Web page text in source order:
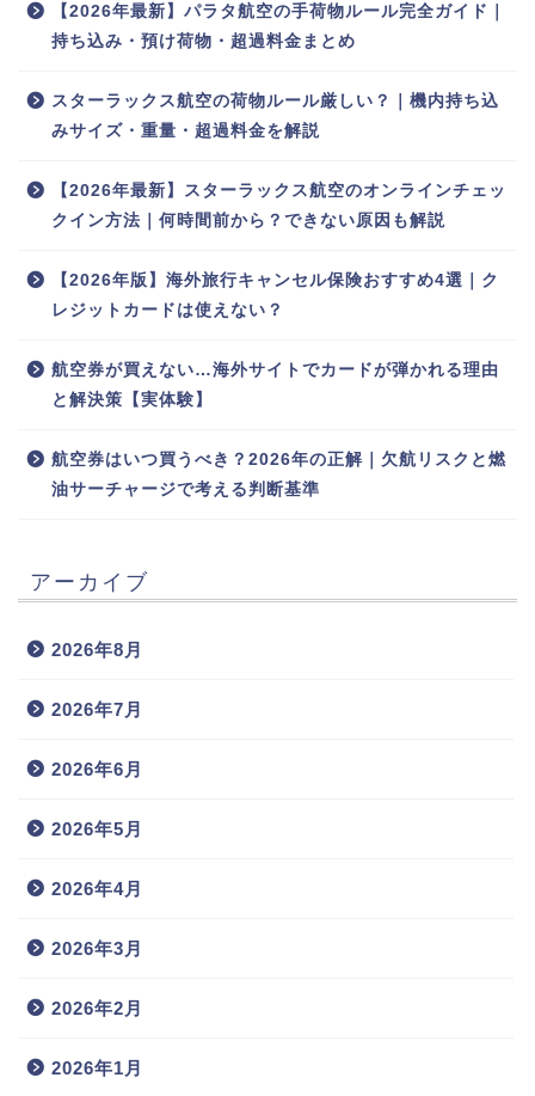
【2026年最新】パラタ航空の手荷物ルール完全ガイド｜
持ち込み・預け荷物・超過料金まとめ
スターラックス航空の荷物ルール厳しい？｜機内持ち込
みサイズ・重量・超過料金を解説
【2026年最新】スターラックス航空のオンラインチェッ
クイン方法｜何時間前から？できない原因も解説
【2026年版】海外旅行キャンセル保険おすすめ4選｜ク
レジットカードは使えない？
航空券が買えない…海外サイトでカードが弾かれる理由
と解決策【実体験】
航空券はいつ買うべき？2026年の正解｜欠航リスクと燃
油サーチャージで考える判断基準
アーカイブ
2026年8月
2026年7月
2026年6月
2026年5月
2026年4月
2026年3月
2026年2月
2026年1月